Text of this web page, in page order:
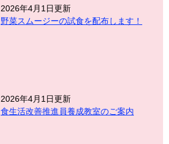
2026年4月1日更新
野菜スムージーの試食を配布します！
2026年4月1日更新
食生活改善推進員養成教室のご案内